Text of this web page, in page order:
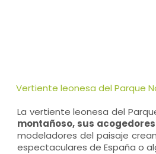
Vertiente leonesa del Parque
La vertiente leonesa del
montañoso, sus
modeladores del paisaje
espectaculares de España o